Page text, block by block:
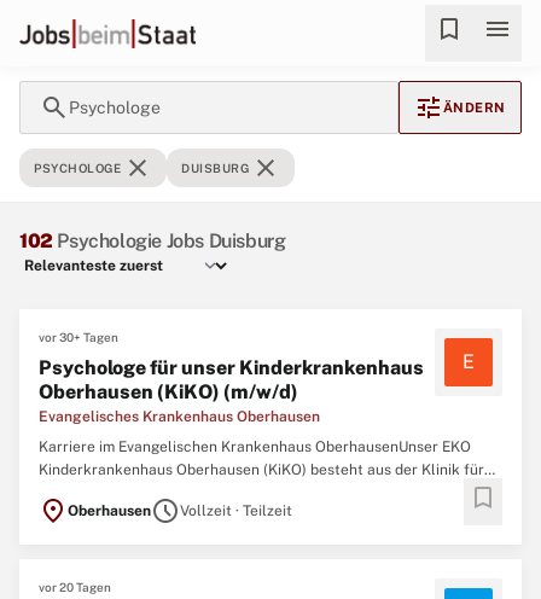
bookmark menu
search Psychologe tune ÄNDERN
PSYCHOLOGE close DUISBURG close
102 Psychologie Jobs Duisburg
vor 30+ Tagen
Psychologe für unser Kinderkrankenhaus
Oberhausen (KiKO) (m/w/d)
Evangelisches Krankenhaus Oberhausen
E
Karriere im Evangelischen Krankenhaus OberhausenUnser EKO
Kinderkrankenhaus Oberhausen (KiKO) besteht aus der Klinik für
Kinderchirurgie und dem Sozialpädiatrischen Zentrum (SPZ). Die
location_on OberhausenscheduleVollzeit · Teilzeit bookmark
vor 20 Tagen